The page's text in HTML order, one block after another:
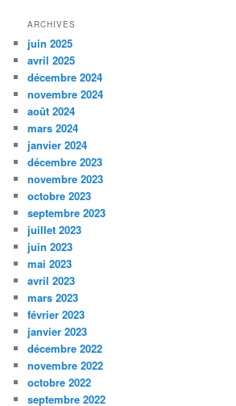
ARCHIVES
juin 2025
avril 2025
décembre 2024
novembre 2024
août 2024
mars 2024
janvier 2024
décembre 2023
novembre 2023
octobre 2023
septembre 2023
juillet 2023
juin 2023
mai 2023
avril 2023
mars 2023
février 2023
janvier 2023
décembre 2022
novembre 2022
octobre 2022
septembre 2022